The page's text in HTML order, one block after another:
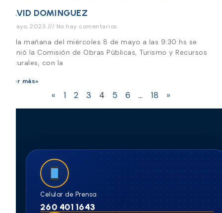
DAVID DOMINGUEZ
3 mayo, 2023 No hay comentarios
En la mañana del miércoles 8 de mayo a las 9:30 hs se
reunió la Comisión de Obras Públicas, Turismo y Recursos
Naturales, con la
Leer más»
« 1 2 3 4 5 6 … 18 »
Celular de Prensa
260 401 1643